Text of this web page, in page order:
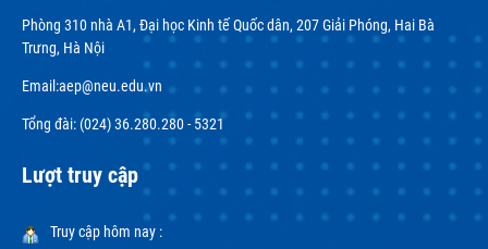
Phòng 310 nhà A1, Đại học Kinh tế Quốc dân, 207 Giải Phóng, Hai Bà
Trưng, Hà Nội
Email:aep@neu.edu.vn
Tổng đài: (024) 36.280.280 - 5321
Lượt truy cập
Truy cập hôm nay :